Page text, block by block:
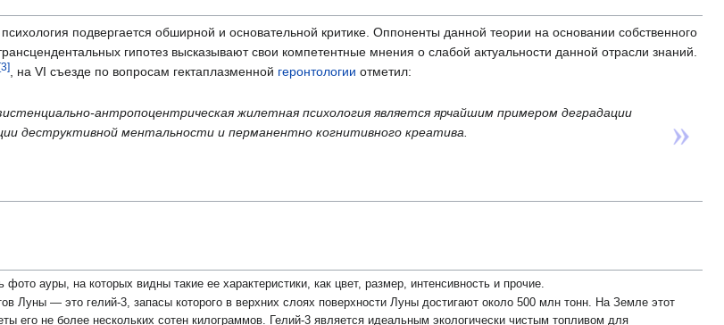
подвергается обширной и основательной критике. Оппоненты данной теории на основании собственного
гипотез высказывают свои компетентные мнения о слабой актуальности данной отрасли знаний.
3] , на VI съезде по вопросам гектаплазменной геронтологии отметил:
антропоцентрическая жилетная психология является ярчайшим примером деградации
деструктивной ментальности и перманентно когнитивного креатива.
ауры, на которых видны такие ее характеристики, как цвет, размер, интенсивность и прочие.
Луны — это гелий-3, запасы которого в верхних слоях поверхности Луны достигают около 500 млн тонн. На Земле этот
его не более нескольких сотен килограммов. Гелий-3 является идеальным экологически чистым топливом для